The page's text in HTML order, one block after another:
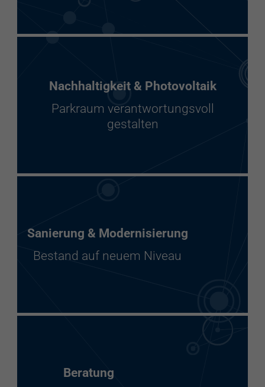
Nachhaltigkeit & Photovoltaik
Parkraum verantwortungsvoll
gestalten
Sanierung & Modernisierung
Bestand auf neuem Niveau
Beratung